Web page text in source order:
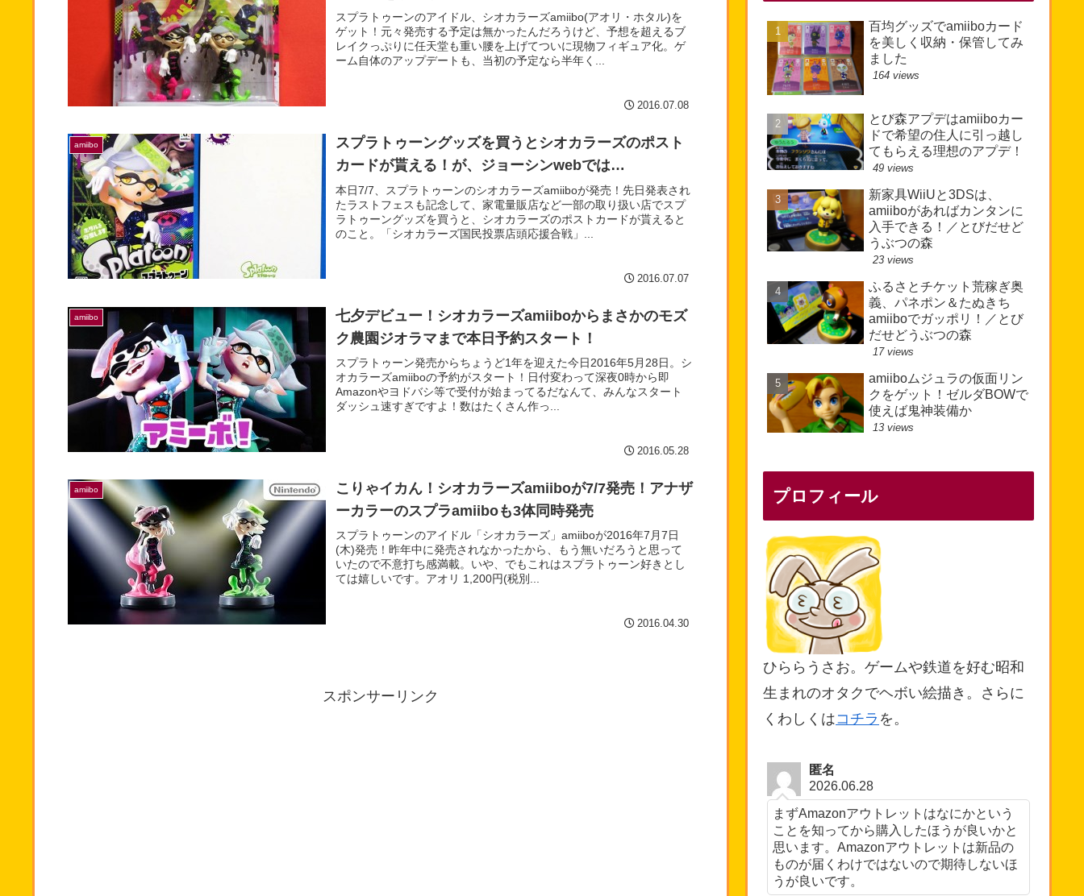
スプラトゥーンのアイドル、シオカラーズamiibo(アオリ・ホタル)を
ゲット！元々発売する予定は無かったんだろうけど、予想を超えるブ
レイクっぷりに任天堂も重い腰を上げてついに現物フィギュア化。ゲ
ーム自体のアップデートも、当初の予定なら半年く...
2016.07.08
amiibo
スプラトゥーングッズを買うとシオカラーズのポスト
カードが貰える！が、ジョーシンwebでは…
本日7/7、スプラトゥーンのシオカラーズamiiboが発売！先日発表され
たラストフェスも記念して、家電量販店など一部の取り扱い店でスプ
ラトゥーングッズを買うと、シオカラーズのポストカードが貰えると
のこと。「シオカラーズ国民投票店頭応援合戦」...
2016.07.07
amiibo
七夕デビュー！シオカラーズamiiboからまさかのモズ
ク農園ジオラマまで本日予約スタート！
スプラトゥーン発売からちょうど1年を迎えた今日2016年5月28日。シ
オカラーズamiiboの予約がスタート！日付変わって深夜0時から即
Amazonやヨドバシ等で受付が始まってるだなんて、みんなスタート
ダッシュ速すぎですよ！数はたくさん作っ...
2016.05.28
amiibo
こりゃイカん！シオカラーズamiiboが7/7発売！アナザ
ーカラーのスプラamiiboも3体同時発売
スプラトゥーンのアイドル「シオカラーズ」amiiboが2016年7月7日
(木)発売！昨年中に発売されなかったから、もう無いだろうと思って
いたので不意打ち感満載。いや、でもこれはスプラトゥーン好きとし
ては嬉しいです。アオリ 1,200円(税別...
2016.04.30
スポンサーリンク
百均グッズでamiiboカード
を美しく収納・保管してみ
ました
164 views
とび森アプデはamiiboカー
ドで希望の住人に引っ越し
てもらえる理想のアプデ！
49 views
新家具WiiUと3DSは、
amiiboがあればカンタンに
入手できる！／とびだせど
うぶつの森
23 views
ふるさとチケット荒稼ぎ奥
義、パネポン＆たぬきち
amiiboでガッポリ！／とび
だせどうぶつの森
17 views
amiiboムジュラの仮面リン
クをゲット！ゼルダBOWで
使えば鬼神装備か
13 views
プロフィール
ひららうさお。ゲームや鉄道を好む昭和
生まれのオタクでヘボい絵描き。さらに
くわしくはコチラ を。
匿名
2026.06.28
まずAmazonアウトレットはなにかという
ことを知ってから購入したほうが良いかと
思います。Amazonアウトレットは新品の
ものが届くわけではないので期待しないほ
うが良いです。